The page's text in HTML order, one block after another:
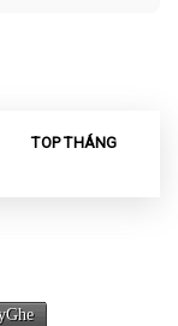
TOP THÁNG